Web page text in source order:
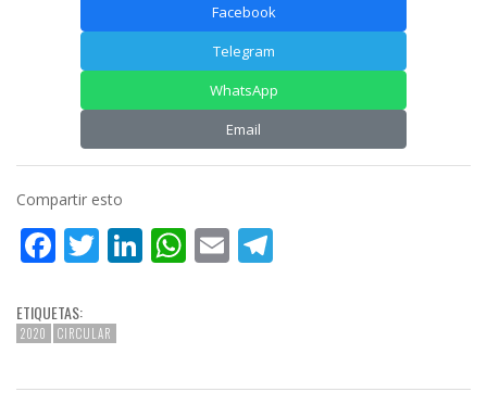
Facebook
Telegram
WhatsApp
Email
Compartir esto
Facebook
Twitter
LinkedIn
WhatsApp
Email
ETIQUETAS:
2020 CIRCULAR